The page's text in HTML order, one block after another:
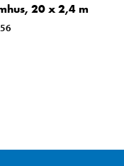
20 x 2,4 m